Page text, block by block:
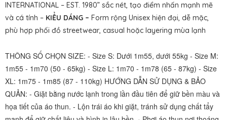
INTERNATIONAL – EST. 1980” sắc nét, tạo điểm nhấn mạnh mẽ
và cá tính – KIỂU DÁNG – Form rộng Unisex hiện đại, dễ mặc,
phù hợp phối đồ streetwear, casual hoặc layering mùa lạnh
THÔNG SỐ CHỌN SIZE: - Size S: Dưới 1m55, dưới 55kg - Size M:
1m55 - 1m70 (50 - 65kg) - Size L: 1m70 - 1m78 (65 - 87kg) - Size
XL: 1m75 - 1m85 (87 - 110kg) HƯỚNG DẪN SỬ DỤNG & BẢO
QUẢN: - Giặt bằng nước lạnh trong lần đầu tiên để giữ bền màu và
họa tiết của áo thun. - Lộn trái áo khi giặt, tránh sử dụng chất tẩy